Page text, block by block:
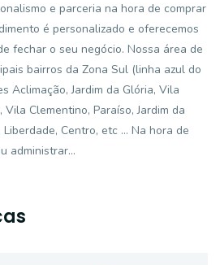
e parceria na hora de comprar
é personalizado e oferecemos
fechar o seu negócio. Nossa área de
bairros da Zona Sul (linha azul do
Aclimação, Jardim da Glória, Vila
Clementino, Paraíso, Jardim da
Centro, etc ... Na hora de
administrar...